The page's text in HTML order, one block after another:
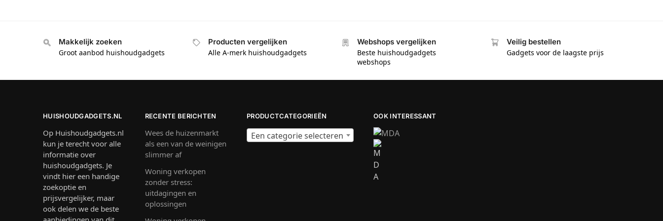
Makkelijk zoeken
Groot aanbod huishoudgadgets
Producten vergelijken
Alle A-merk huishoudgadgets
Webshops vergelijken
Beste huishoudgadgets
webshops
Veilig bestellen
Gadgets voor de laagste prijs
HUISHOUDGADGETS.NL
Op Huishoudgadgets.nl
kun je terecht voor alle
informatie over
huishoudgadgets. Je
vindt hier een handige
zoekoptie en
prijsvergelijker, maar
ook delen we de beste
RECENTE BERICHTEN
Wees de huizenmarkt
als een van de weinigen
slimmer af
Woning verkopen
zonder stress:
uitdagingen en
oplossingen
PRODUCTCATEGORIEËN
Een categorie selecteren
OOK INTERESSANT